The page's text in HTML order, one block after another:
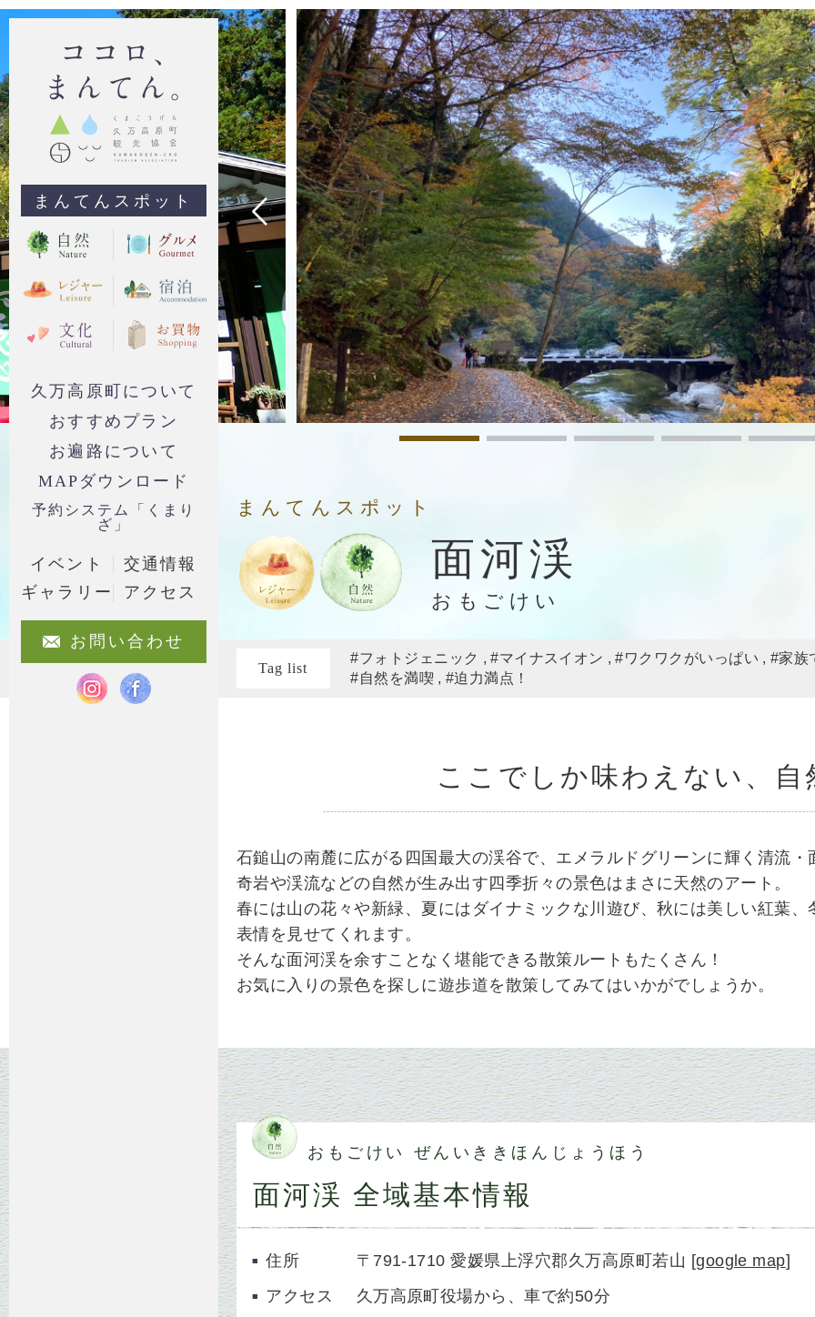
まんてんスポット
久万高原町について
おすすめプラン
お遍路について
MAPダウンロード
予約システム「くまり
ざ」
イベント
交通情報
ギャラリー
アクセス
お問い合わせ
まんてんスポット
面河渓
おもごけい
Tag list
#フォトジェニック #マイナスイオン #ワクワクがいっぱい
#家族
#自然を満喫
#迫力満点！
ここでしか味わえない、
石鎚山の南麓に広がる四国最大の渓谷で、エメラルドグリーンに輝く清流
奇岩や渓流などの自然が生み出す四季折々の景色はまさに天然のアート。
春には山の花々や新緑、夏にはダイナミックな川遊び、秋には美しい紅葉
表情を見せてくれます。
そんな面河渓を余すことなく堪能できる散策ルートもたくさん！
お気に入りの景色を探しに遊歩道を散策してみてはいかがでしょうか。
おもごけい ぜんいききほんじょうほう
面河渓 全域基本情報
住所 〒791-1710 愛媛県上浮穴郡久万高原町若山 [google map]
アクセス
久万高原町役場から、車で約50分